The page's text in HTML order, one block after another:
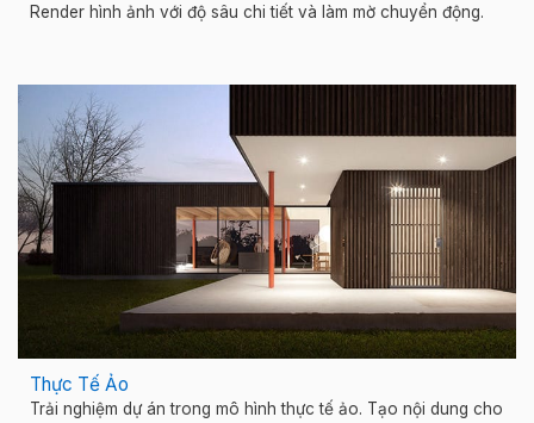
Render hình ảnh với độ sâu chi tiết và làm mờ chuyển động.
Thực Tế Ảo
Trải nghiệm dự án trong mô hình thực tế ảo. Tạo nội dung cho